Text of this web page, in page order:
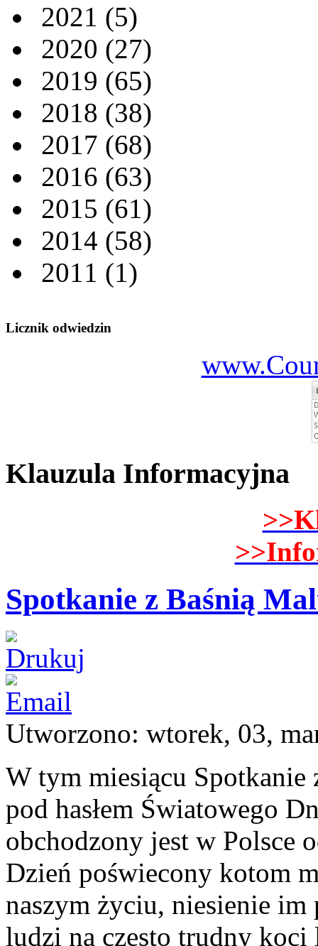
2021 (5)
2020 (27)
2019 (65)
2018 (38)
2017 (68)
2016 (63)
2015 (61)
2014 (58)
2011 (1)
Licznik odwiedzin
Klauzula Informacyjna
Spotkanie z Baśnią
Utworzono: wtorek, 03,
W tym miesiącu Spotkanie
pod hasłem Światowego
obchodzony jest w Polsce
Dzień poświecony kotom
naszym życiu, niesienie
ludzi na często trudny koci